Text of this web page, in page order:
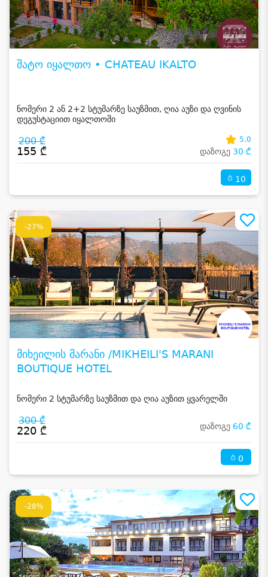
შატო იყალთო • CHATEAU IKALTO
ნომერი 2 ან 2+2 სტუმარზე საუზმით, ღია აუზი და ღვინის
დეგუსტაციით იყალთოში
200 ₾
155 ₾
5.0
დაზოგე 30 ₾
10
-27%
მიხეილის მარანი /MIKHEILI'S MARANI
BOUTIQUE HOTEL
ნომერი 2 სტუმარზე საუზმით და ღია აუზით ყვარელში
300 ₾
220 ₾ დაზოგე 60 ₾
0
-28%